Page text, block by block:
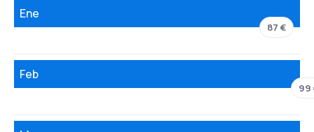
Ene
87 €
Feb
99